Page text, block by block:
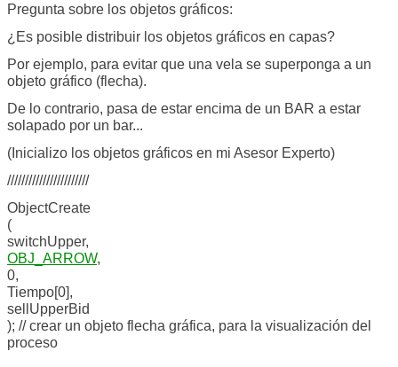
Pregunta sobre los objetos gráficos:
¿Es posible distribuir los objetos gráficos en capas?
Por ejemplo, para evitar que una vela se superponga a un
objeto gráfico (flecha).
De lo contrario, pasa de estar encima de un BAR a estar
solapado por un bar...
(Inicializo los objetos gráficos en mi Asesor Experto)
///////////////////////
ObjectCreate
(
switchUpper,
OBJ_ARROW,
0,
Tiempo[0],
sellUpperBid
); // crear un objeto flecha gráfica, para la visualización del
proceso